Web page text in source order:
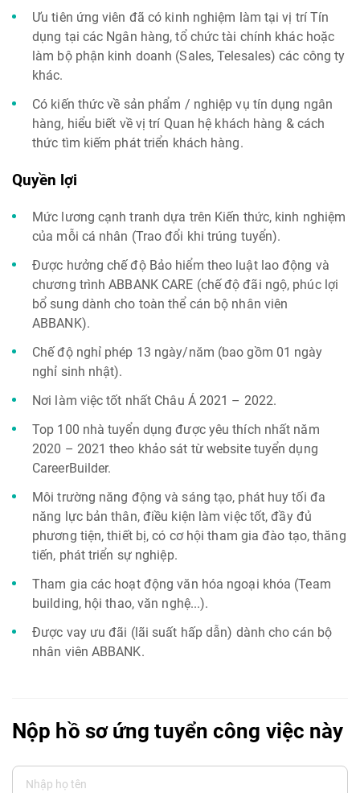
Ưu tiên ứng viên đã có kinh nghiệm làm tại vị trí Tín
dụng tại các Ngân hàng, tổ chức tài chính khác hoặc
làm bộ phận kinh doanh (Sales, Telesales) các công ty
khác.
Có kiến thức về sản phẩm / nghiệp vụ tín dụng ngân
hàng, hiểu biết về vị trí Quan hệ khách hàng & cách
thức tìm kiếm phát triển khách hàng.
Quyền lợi
Mức lương cạnh tranh dựa trên Kiến thức, kinh nghiệm
của mỗi cá nhân (Trao đổi khi trúng tuyển).
Được hưởng chế độ Bảo hiểm theo luật lao động và
chương trình ABBANK CARE (chế độ đãi ngộ, phúc lợi
bổ sung dành cho toàn thể cán bộ nhân viên
ABBANK).
Chế độ nghỉ phép 13 ngày/năm (bao gồm 01 ngày
nghỉ sinh nhật).
Nơi làm việc tốt nhất Châu Á 2021 – 2022.
Top 100 nhà tuyển dụng được yêu thích nhất năm
2020 – 2021 theo khảo sát từ website tuyển dụng
CareerBuilder.
Môi trường năng động và sáng tạo, phát huy tối đa
năng lực bản thân, điều kiện làm việc tốt, đầy đủ
phương tiện, thiết bị, có cơ hội tham gia đào tạo, thăng
tiến, phát triển sự nghiệp.
Tham gia các hoạt động văn hóa ngoại khóa (Team
building, hội thao, văn nghệ...).
Được vay ưu đãi (lãi suất hấp dẫn) dành cho cán bộ
nhân viên ABBANK.
Nộp hồ sơ ứng tuyển công việc này